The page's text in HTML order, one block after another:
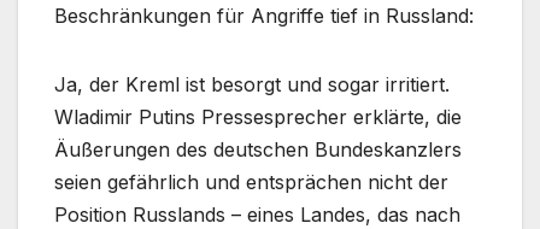
Beschränkungen für Angriffe tief in Russland:
Ja, der Kreml ist besorgt und sogar irritiert.
Wladimir Putins Pressesprecher erklärte, die
Äußerungen des deutschen Bundeskanzlers
seien gefährlich und entsprächen nicht der
Position Russlands – eines Landes, das nach